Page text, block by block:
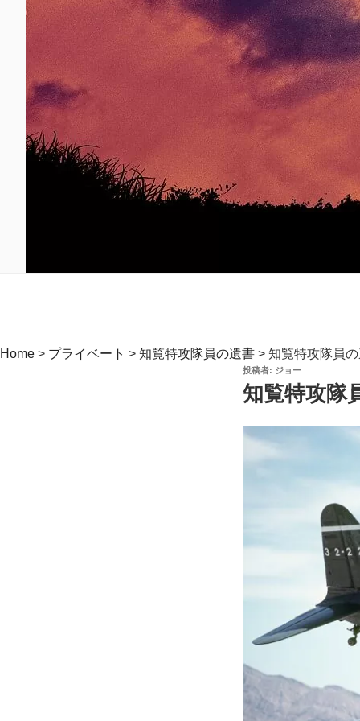
Home > プライベート > 知覧特攻隊員の遺書 > 知覧特攻隊員
投
稿
日:
投稿者: ジョー
知覧特攻隊